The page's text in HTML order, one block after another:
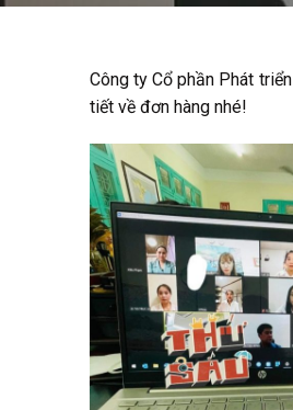
Công ty Cổ phần Phát triển
tiết về đơn hàng nhé!